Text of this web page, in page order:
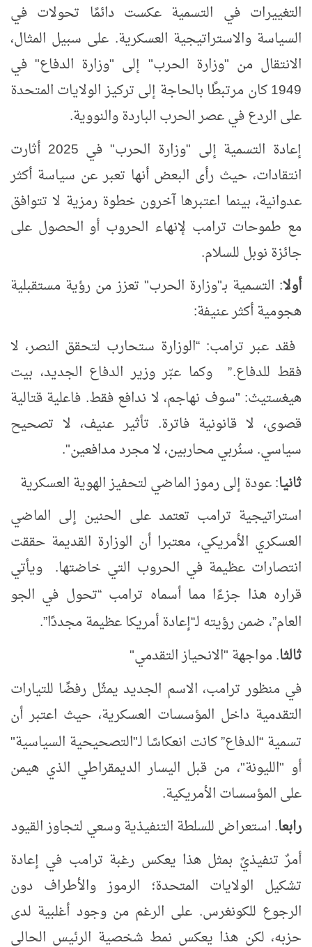
التغييرات في التسمية عكست دائمًا تحولات في
السياسة والاستراتيجية العسكرية. على سبيل المثال،
الانتقال من "وزارة الحرب" إلى "وزارة الدفاع" في
1949 كان مرتبطًا بالحاجة إلى تركيز الولايات المتحدة
على الردع في عصر الحرب الباردة والنووية.
إعادة التسمية إلى "وزارة الحرب" في 2025 أثارت
انتقادات، حيث رأى البعض أنها تعبر عن سياسة أكثر
عدوانية، بينما اعتبرها آخرون خطوة رمزية لا تتوافق
مع طموحات ترامب لإنهاء الحروب أو الحصول على
جائزة نوبل للسلام.
أولا: التسمية بـ"وزارة الحرب" تعزز من رؤية مستقبلية
هجومية أكثر عنيفة:
فقد عبر ترامب: “الوزارة ستحارب لتحقق النصر، لا
فقط للدفاع.”
وكما عبّر وزير الدفاع الجديد، بيت
هيغستيث: "سوف نهاجم، لا ندافع فقط. فاعلية قتالية
قصوى، لا قانونية فاترة. تأثير عنيف، لا تصحيح
سياسي. سنُربي محاربين، لا مجرد مدافعين".
ثانيا: عودة إلى رموز الماضي لتحفيز الهوية العسكرية
استراتيجية ترامب تعتمد على الحنين إلى الماضي
العسكري الأمريكي، معتبرا أن الوزارة القديمة حققت
انتصارات عظيمة في الحروب التي خاضتها. ويأتي
قراره هذا جزءًا مما أسماه ترامب“تحول في الجو
العام”، ضمن رؤيته لـ“إعادة أمريكا عظيمة مجددًا”
.
ثالثا. مواجهة "الانحياز التقدمي"
في منظور ترامب، الاسم الجديد يمثّل رفضًا للتيارات
التقدمية داخل المؤسسات العسكرية، حيث اعتبر أن
تسمية “الدفاع”كانت انعكاسًا لـ"التصحيحية السياسية"
أو "الليونة"، من قبل اليسار الديمقراطي الذي هيمن
على المؤسسات الأمريكية.
رابعا. استعراض للسلطة التنفيذية وسعي لتجاوز القيود
أمرٌ تنفيذيٌ بمثل هذا يعكس رغبة ترامب في إعادة
تشكيل الولايات المتحدة؛ الرموز والأطراف دون
الرجوع للكونغرس. على الرغم من وجود أغلبية لدى
حزبه، لكن هذا يعكس نمط شخصية الرئيس الحالي